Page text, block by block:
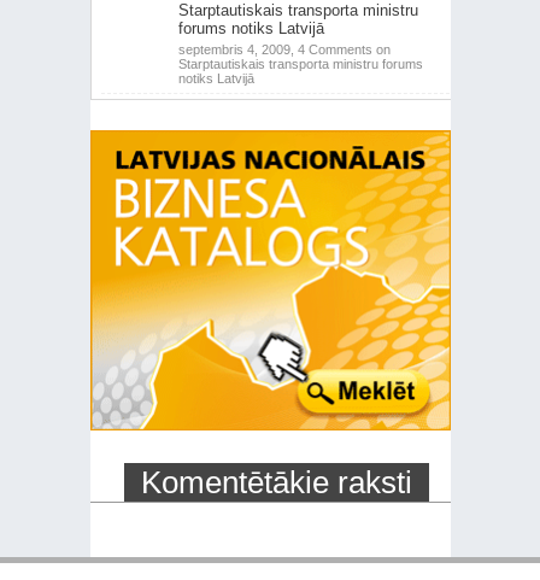
Starptautiskais transporta ministru
forums notiks Latvijā
septembris 4, 2009, 4 Comments on
Starptautiskais transporta ministru forums
notiks Latvijā
Komentētākie raksti